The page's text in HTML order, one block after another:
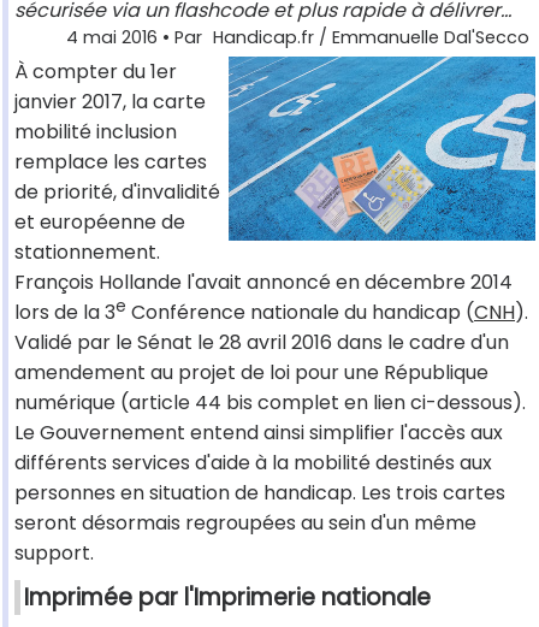
sécurisée via un flashcode et plus rapide à délivrer...
4 mai 2016 • Par Handicap.fr / Emmanuelle Dal'Secco
À compter du 1er
janvier 2017, la carte
mobilité inclusion
remplace les cartes
de priorité, d'invalidité
et européenne de
stationnement.
François Hollande l'avait annoncé en décembre 2014
lors de la 3e Conférence nationale du handicap (CNH).
Validé par le Sénat le 28 avril 2016 dans le cadre d'un
amendement au projet de loi pour une République
numérique (article 44 bis complet en lien ci-dessous).
Le Gouvernement entend ainsi simplifier l'accès aux
différents services d'aide à la mobilité destinés aux
personnes en situation de handicap. Les trois cartes
seront désormais regroupées au sein d'un même
support.
Imprimée par l'Imprimerie nationale